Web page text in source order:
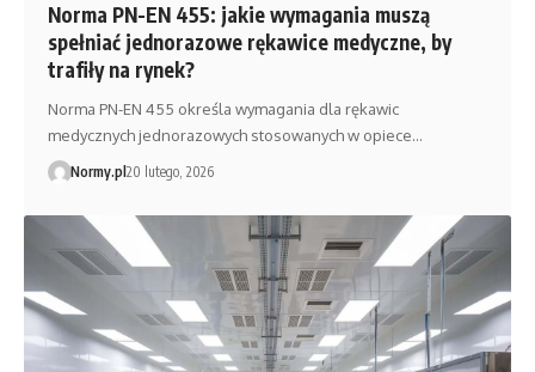
Norma PN-EN 455: jakie wymagania muszą
spełniać jednorazowe rękawice medyczne, by
trafiły na rynek?
Norma PN-EN 455 określa wymagania dla rękawic
medycznych jednorazowych stosowanych w opiece…
Normy.pl20 lutego, 2026